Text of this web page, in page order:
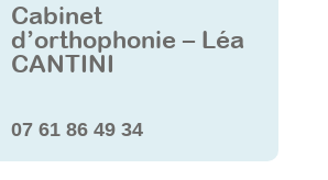
Cabinet
d’orthophonie – Léa
CANTINI
07 61 86 49 34